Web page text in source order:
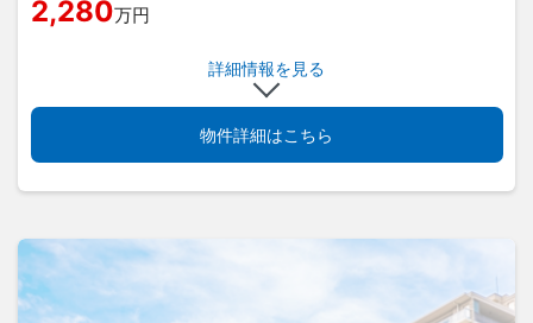
2,280万円
詳細情報を見る
物件詳細はこちら